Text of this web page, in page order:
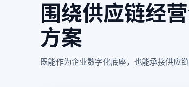
围绕供应链经
方案
既能作为企业数字化底座，也能承接供应